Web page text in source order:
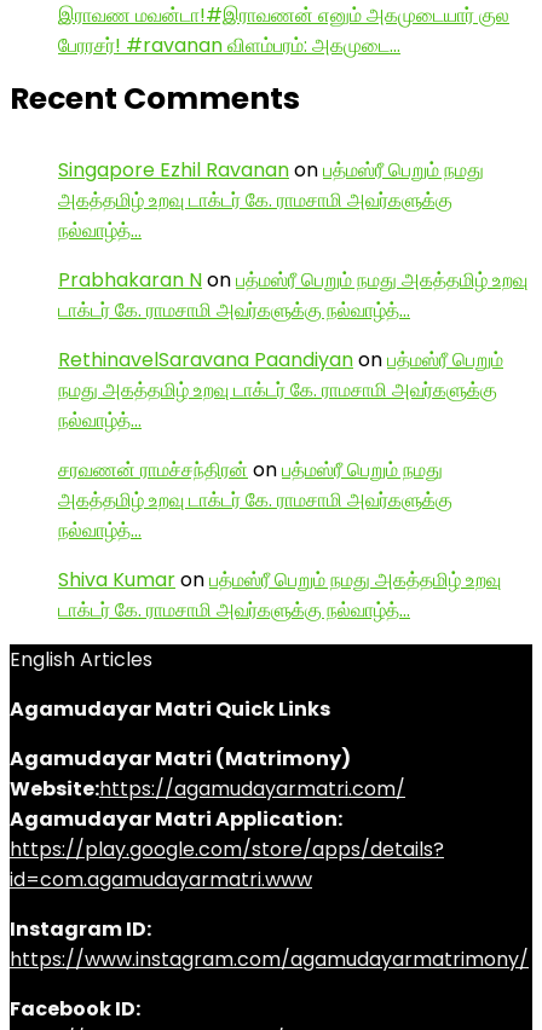
இராவண மவன்டா!#இராவணன் எனும் அகமுடையார் குல
பேரரசர்! #ravanan விளம்பரம்: அகமுடை…
Recent Comments
Singapore Ezhil Ravananonபத்மஸ்ரீ பெறும் நமது
அகத்தமிழ் உறவு டாக்டர் கே. ராமசாமி அவர்களுக்கு
நல்வாழ்த்…
Prabhakaran Nonபத்மஸ்ரீ பெறும் நமது அகத்தமிழ் உறவு
டாக்டர் கே. ராமசாமி அவர்களுக்கு நல்வாழ்த்…
RethinavelSaravana Paandiyanonபத்மஸ்ரீ பெறும்
நமது அகத்தமிழ் உறவு டாக்டர் கே. ராமசாமி அவர்களுக்கு
நல்வாழ்த்…
சரவணன் ராமச்சந்திரன் onபத்மஸ்ரீ பெறும் நமது
அகத்தமிழ் உறவு டாக்டர் கே. ராமசாமி அவர்களுக்கு
நல்வாழ்த்…
Shiva Kumaronபத்மஸ்ரீ பெறும் நமது அகத்தமிழ் உறவு
டாக்டர் கே. ராமசாமி அவர்களுக்கு நல்வாழ்த்…
English Articles
Agamudayar Matri Quick Links
Agamudayar Matri (Matrimony)
Website:https://agamudayarmatri.com/
Agamudayar Matri Application:
https://play.google.com/store/apps/details?
id=com.agamudayarmatri.www
Instagram ID:
https://www.instagram.com/agamudayarmatrimony/
Facebook ID: